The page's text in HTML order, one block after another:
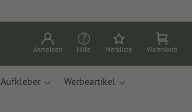
Anmelden Hilfe Merkliste Warenkorb
Aufkleber Werbeartikel